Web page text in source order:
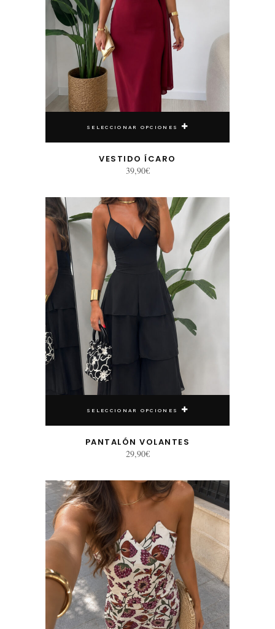
SELECCIONAR OPCIONES
VESTIDO ÍCARO
39,90€
SELECCIONAR OPCIONES
Este producto tiene múltiples variantes. Las opciones se pueden elegir en la página de producto
PANTALÓN VOLANTES
29,90€
Este producto tiene múltiples variantes. Las opciones se pueden elegir en la página de producto